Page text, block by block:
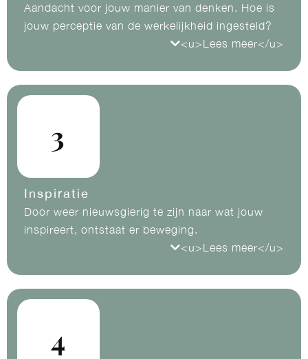
Aandacht voor jouw manier van denken. Hoe is
jouw perceptie van de werkelijkheid ingesteld?
je. Waar gaat je aandacht naartoe? Zijn je
gedachten wel opbouwend of houd je jezelf
tegen met je manier van denken? Door je
om positiever naar de wereld kijken.
<u>Lees meer</u>
3
Inspiratie
Door weer nieuwsgierig te zijn naar wat jouw
inspireert, ontstaat er beweging.
passie ligt. Waar ga jij van ‘aan’? Wat geeft
energie en hoe kan je daar meer van krijgen?
Door weer nieuwsgierig te zijn naar jezelf, krijg je
<u>Lees meer</u>
4